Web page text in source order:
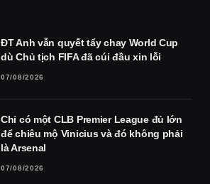
ĐT Anh vẫn quyết tẩy chay World Cup
dù Chủ tịch FIFA đã cúi đầu xin lỗi
07/08/2026
Chỉ có một CLB Premier League đủ lớn
để chiêu mộ Vinicius và đó không phải
là Arsenal
07/08/2026